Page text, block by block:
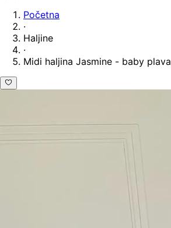
Početna
·
Haljine
·
Midi haljina Jasmine - baby plava